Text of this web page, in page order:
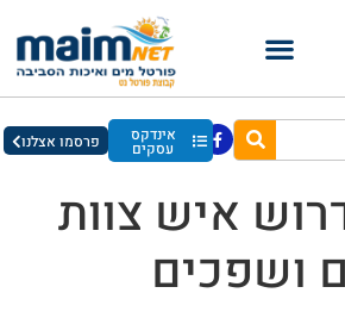
אינדקס
עסקים פרסמו אצלנו
איש צוות
ושפכים